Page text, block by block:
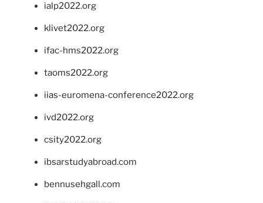
ialp2022.org
klivet2022.org
ifac-hms2022.org
taoms2022.org
iias-euromena-conference2022.org
ivd2022.org
csity2022.org
ibsarstudyabroad.com
bennusehgall.com